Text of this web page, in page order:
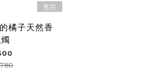
售完
橘子天然香